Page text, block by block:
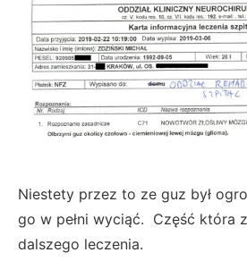
Niestety przez to ze guz był
go w pełni wyciąć. Część która
dalszego leczenia.